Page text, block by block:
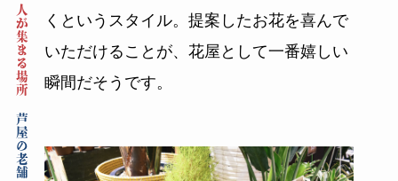
人が集まる場所
芦屋の老舗
くというスタイル。提案したお花を喜んで
いただけることが、花屋として一番嬉しい
瞬間だそうです。